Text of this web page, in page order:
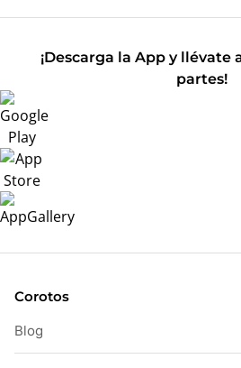
¡Descarga la App y llévate
partes!
Corotos
Blog